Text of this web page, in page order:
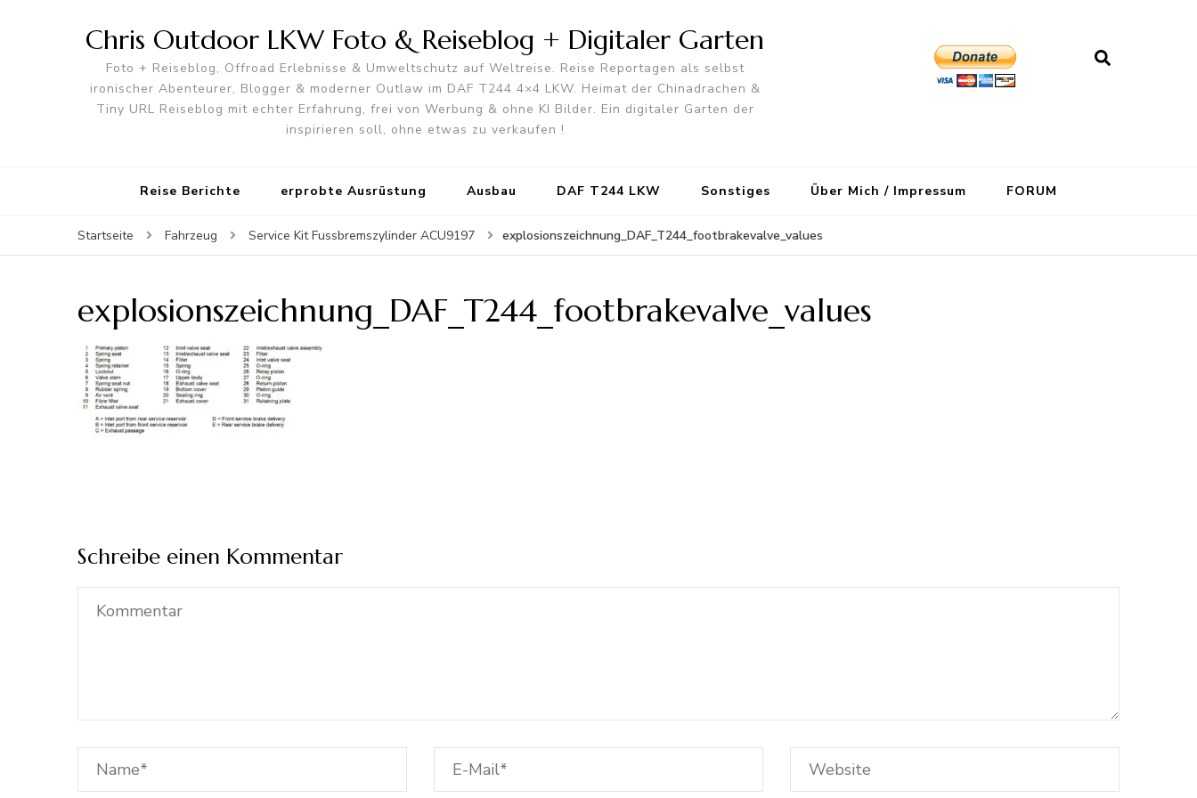
Chris Outdoor LKW Foto & Reiseblog + Digitaler Garten
Foto + Reiseblog, Offroad Erlebnisse & Umweltschutz auf Weltreise. Reise Reportagen als selbst
ironischer Abenteurer, Blogger & moderner Outlaw im DAF T244 4×4 LKW. Heimat der Chinadrachen &
Tiny URL Reiseblog mit echter Erfahrung, frei von Werbung & ohne KI Bilder. Ein digitaler Garten der
inspirieren soll, ohne etwas zu verkaufen !
Reise Berichte erprobte Ausrüstung Ausbau DAF T244 LKW Sonstiges Über Mich / Impressum FORUM
Startseite Fahrzeug Service Kit Fussbremszylinder ACU9197 explosionszeichnung_DAF_T244_footbrakevalve_values
explosionszeichnung_DAF_T244_footbrakevalve_values
Schreibe einen Kommentar